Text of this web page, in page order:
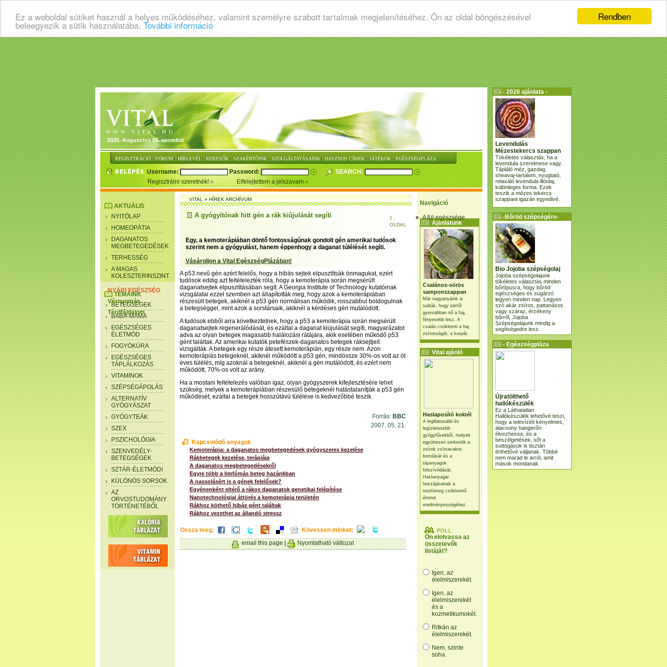
Rendben
Ez a weboldal sütiket használ a helyes működéséhez, valamint személyre szabott tartalmak megjelenítéséhez. Ön az oldal böngészésével
beleegyezik a sütik használatába. További információ
2026. Augusztus 08. szombat
REGISZTRÁCIÓ : FÓRUM : HÍRLEVÉL : KERESŐK : SZAKÉRTŐINK : SZOLGÁLTATÁSAINK : HASZNOS CÍMEK : JÁTÉKOK : EGÉSZSÉGPLÁZA
Username: Password:
SEARCH:
Regisztrálni szeretnék!
Elfelejtettem a jelszavam
Navigáció
A fül egészsége
Ajánlatunk
Csalános-sörös
samponszappan
Már nagyanyáink is
tudták, hogy sörtől
gyorsabban nő a haj,
fényesebb lesz. A
csalán csökkenti a haj
zsírosságát, a korpát.
Vital ajánló
Haslaposító koktél
A legillatosabb és
legízletesebb
gyógyfűvekből, melyek
együttesen serkentik a
zsírok zsírsavakra
bomlását és a
tápanyagok
felszívódását.
Hatóanyagai
hozzájárulnak a
testtömeg csökkentő
étrend
eredményességéhez.
POLL
Ön elolvassa az
összetevők
listáját?
Igen, az
élelmiszerekét.
Igen, az
élelmiszerekét
és a
kozmetikumokét.
Ritkán az
élelmiszerekét.
Nem, szinte
soha.
AKTUÁLIS
NYITÓLAP
HOMEOPÁTIA
DAGANATOS
MEGBETEGEDÉSEK
TERHESSÉG
A MAGAS
KOLESZTERINSZINT
NYÁRI EGÉSZSÉG
Vérnyomás
Térdfájdalom
TÉMÁINK
BETEGSÉGEK
BABA-MAMA
EGÉSZSÉGES
ÉLETMÓD
FOGYÓKÚRA
EGÉSZSÉGES
TÁPLÁLKOZÁS
VITAMINOK
SZÉPSÉGÁPOLÁS
ALTERNATÍV
GYÓGYÁSZAT
GYÓGYTEÁK
SZEX
PSZICHOLÓGIA
SZENVEDÉLY-
BETEGSÉGEK
SZTÁR-ÉLETMÓDI
KÜLÖNÖS SORSOK
AZ
ORVOSTUDOMÁNY
TÖRTÉNETÉBŐL
VITAL»HÍREK ARCHÍVUM
A gyógyítónak hitt gén a rák kiújulását segíti
1 .
OLDAL
Egy, a kemoterápiában döntő fontosságúnak gondolt gén amerikai tudósok
szerint nem a gyógyulást, hanem éppenhogy a daganat túlélését segíti.
Vásároljon a Vital EgészségPlázában!
A p53 nevű gén azért felelős, hogy a hibás sejtek elpusztítsák önmagukat, ezért
tudósok eddig azt feltételezték róla, hogy a kemoterápia során megsérült
daganatsejtek elpusztításában segít. A Georgia Institute of Technology kutatóinak
vizsgálatai ezzel szemben azt állapították meg, hogy azok a kemoterápiában
részesült betegek, akiknél a p53 gén normálisan működik, rosszabbul boldogulnak
a betegséggel, mint azok a sorstársaik, akiknél a kérdéses gén mutálódott.
A tudósok ebből arra következtetnek, hogy a p53 a kemoterápia során megsérült
daganatsejtek regenerálódását, és ezáltal a daganat kiújulását segíti, magyarázatot
adva az olyan betegek magasabb halálozási rátájára, akik esetében működő p53
gént találtak. Az amerikai kutatók petefészek-daganatos betegek ráksejtjeit
vizsgálták. A betegek egy része átesett kemoterápián, egy része nem. Azon
kemoterápiás betegeknél, akiknél működött a p53 gén, mindössze 30%-os volt az öt
éves túlélés, míg azoknál a betegeknél, akiknél a gén mutálódott, és ezért nem
működött, 70%-os volt az arány.
Ha a mostani feltételezés valóban igaz, olyan gyógyszerek kifejlesztésére lehet
szükség, melyek a kemoterápiában részesülő betegeknél hatástalanítják a p53 gén
működését, ezáltal a betegek hosszútávú túlélése is kedvezőbbé teszik.
Forrás: BBC
2007. 05. 21.
Kapcsolódó anyagok
Kemoterápia: a daganatos megbetegedések gyógyszeres kezelése
Rákbetegek kezelése, terápiája
A daganatos megbetegedésekről
Egyre több a limfómás beteg hazánkban
A nassolásért is a gének felelősek?
Egyénenként eltérő a rákos daganatok genetikai felépítése
Nanotechnológiai áttörés a kemoterápia területén
Rákhoz köthető hibás gént találtak
Rákhoz vezethet az állandó stressz
Ossza meg:
Kövessen minket:
email this page
Nyomtatható változat
- 2026 ajánlata -
Levendulás
Mézestekercs szappan
Tökéletes választás, ha a
levendula szerelmese vagy.
Tápláló méz, gazdag
sheavaj-tartalom, nyugtató,
relaxáló levendula illóolaj,
különleges forma. Ezek
teszik a mézes tekercs
szappant igazán egyedivé.
-Bőröd szépségére-
Bio Jojoba szépségolaj
Jojoba szépségolajunk
tökéletes választás minden
bőrtípusra, hogy bőröd
egészséges és sugárzó
legyen minden nap. Legyen
szó akár zsíros, pattanásos
vagy száraz, érzékeny
bőrről, Jojoba
Szépségolajunk mindig a
segítségedre lesz.
- Egészségpláza
ajánlatunk -
Újratölthető
hallókészülék
Ez a Láthatatlan
Hallókészülék lehetővé teszi,
hogy a televíziót kényelmes,
alacsony hangerőn
élvezhesse, és a
beszélgetések, sőt a
suttogások is tisztán
érthetővé váljanak. Többé
nem marad le arról, amit
mások mondanak.